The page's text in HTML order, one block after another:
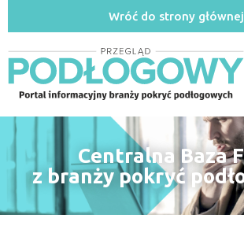
Wróć do strony głównej
Centralna Baza
z branży pokryć